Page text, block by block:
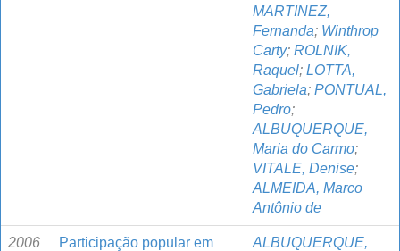
MARTINEZ,
Fernanda; Winthrop
Carty; ROLNIK,
Raquel; LOTTA,
Gabriela; PONTUAL,
Pedro;
ALBUQUERQUE,
Maria do Carmo;
VITALE, Denise;
ALMEIDA, Marco
Antônio de
2006
Participação popular em
ALBUQUERQUE,